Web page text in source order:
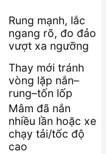
Rung mạnh, lắc
ngang rõ, đo đảo
vượt xa ngưỡng
Thay mới tránh
vòng lặp nắn–
rung–tốn lốp
Mâm đã nắn
nhiều lần hoặc xe
chạy tải/tốc độ
cao